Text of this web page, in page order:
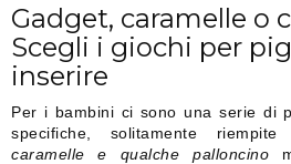
Gadget, caramelle o
Scegli i giochi per
inserire
Per i bambini ci sono una serie di
specifiche, solitamente
caramelle e qualche palloncino